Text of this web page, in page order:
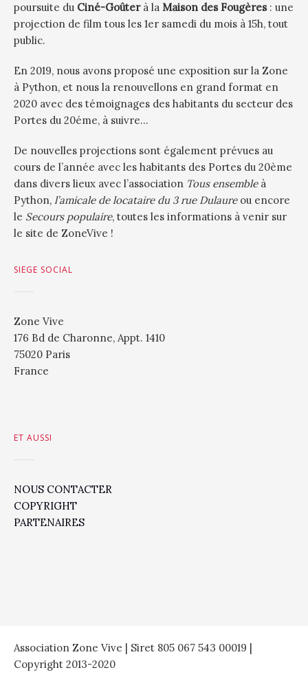
poursuite du Ciné-Goûterà la Maison des Fougères: une
projection de film tous les 1er samedi du mois à 15h, tout
public.
En 2019, nous avons proposé une exposition sur la Zone
à Python, et nous la renouvellons en grand format en
2020 avec des témoignages des habitants du secteur des
Portes du 20éme, à suivre…
De nouvelles projections sont également prévues au
cours de l’année avec les habitants des Portes du 20ème
dans divers lieux avec l’association Tous ensembleà
Python, l’amicale de locataire du 3 rue Dulaureou encore
le Secours populaire, toutes les informations à venir sur
le site de ZoneVive !
SIEGE SOCIAL
Zone Vive
176 Bd de Charonne, Appt. 1410
75020 Paris
France
ET AUSSI
NOUS CONTACTER
COPYRIGHT
PARTENAIRES
Association Zone Vive | Siret 805 067 543 00019 |
Copyright 2013-2020